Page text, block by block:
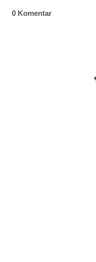
0 Komentar